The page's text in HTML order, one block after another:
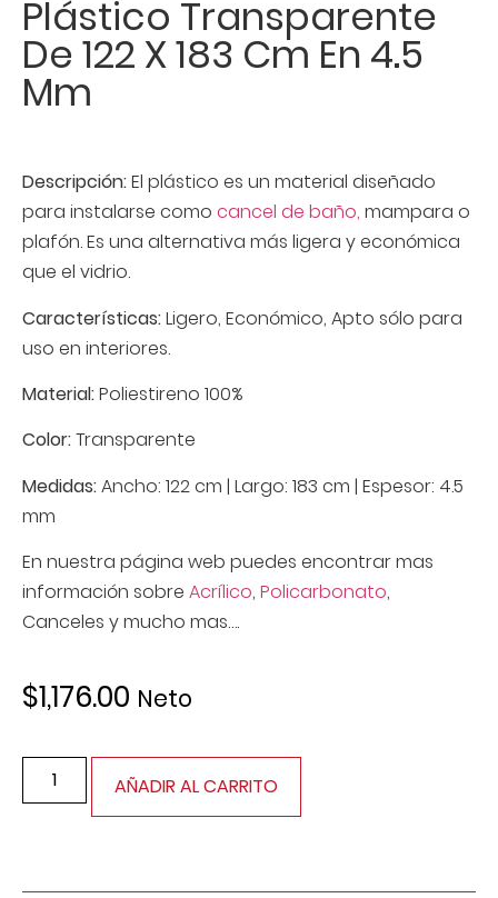
Plástico Transparente
De 122 X 183 Cm En 4.5
Mm
Descripción:El plástico es un material diseñado
para instalarse como cancel de baño, mampara o
plafón. Es una alternativa más ligera y económica
que el vidrio.
Características:Ligero, Económico, Apto sólo para
uso en interiores.
Material:Poliestireno 100%
Color:Transparente
Medidas:Ancho: 122 cm | Largo: 183 cm | Espesor: 4.5
mm
En nuestra página web puedes encontrar mas
información sobre Acrílico, Policarbonato,
Canceles y mucho mas….
$1,176.00 Neto
AÑADIR AL CARRITO